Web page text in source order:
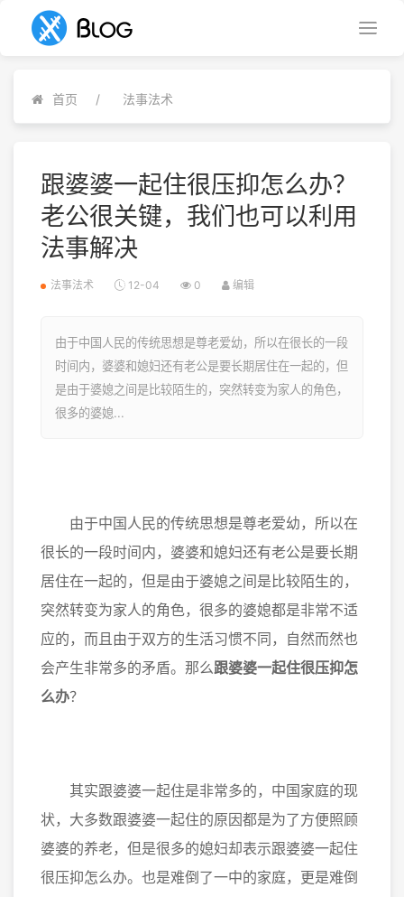
首页 法事法术
跟婆婆一起住很压抑怎么办？
老公很关键，我们也可以利用
法事解决
法事法术 12-04 0 编辑
由于中国人民的传统思想是尊老爱幼，所以在很长的一段
时间内，婆婆和媳妇还有老公是要长期居住在一起的，但
是由于婆媳之间是比较陌生的，突然转变为家人的角色，
很多的婆媳...
由于中国人民的传统思想是尊老爱幼，所以在
很长的一段时间内，婆婆和媳妇还有老公是要长期
居住在一起的，但是由于婆媳之间是比较陌生的，
突然转变为家人的角色，很多的婆媳都是非常不适
应的，而且由于双方的生活习惯不同，自然而然也
会产生非常多的矛盾。那么跟婆婆一起住很压抑怎
么办？
其实跟婆婆一起住是非常多的，中国家庭的现
状，大多数跟婆婆一起住的原因都是为了方便照顾
婆婆的养老，但是很多的媳妇却表示跟婆婆一起住
很压抑怎么办。也是难倒了一中的家庭，更是难倒